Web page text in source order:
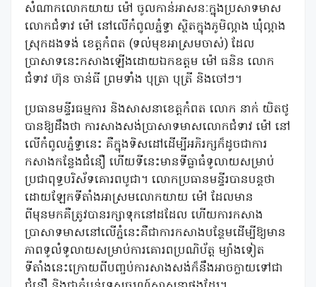
សំណាកលោកយាយ ម៉ៅ ចូលកាន់អាសនៈក្នុងប្រសាទមាស
លោកជំទាវ ម៉ៅ នៅលើកំពូលភ្នំទ្វា ស្ថិតក្នុងភូមិល្អាង ឃុំល្អាង
ស្រុកដងទង់ ខេត្តកំពត (ទល់មុខអាស្រមចាស់) ដែល
ប្រាសាទនេះកសាងឡើងដោយឯកឧត្តម ម៉ៅ ធនិន លោក
ជំទាវ ហ៊ុន ចាន់ធី ព្រមទាំង បុត្រា បុត្រី និងចៅៗ។
ប្រធានមន្ទីរធម្មការ និងសាសនាខេត្តកំពត លោក នាក់ យិតថូ
បានឱ្យដឹងថា ការសាងសង់ប្រាសាទមាសលោកជំទាវ ម៉ៅ នៅ
លើកំពូលភ្នំទ្វានេះ គឺក្នុងទិសដៅដើម្បីអភិរក្សក៏ដូចជាការ
កសាងកន្លែងជំនឿ ហើយទីនេះមានទីធ្លាធំទូលាយសម្រាប់
ប្រជាពុទ្ធបរិស័ទគោរពបូជា។ លោកប្រធានមន្ទីរបានបន្តថា
ដោយឡែកទីតាំងអាស្រមលោកយាយ ម៉ៅ ដែលមាន
ពីមុនមកគឺត្រូវបានរក្សាទុកនៅដដែល ហើយការកសាង
ប្រាសាទមាសនៅលើភ្នំនេះគឺជាការកសាងបន្ថែមដើម្បីឱ្យមាន
ភាពទូលំទូលាយសម្រាប់ការគោរពប្រណិប័ត្ត ម្យ៉ាងទៀត
ទីតាំងនេះក្រោយពីបញ្ចប់ការសាងសង់ក៏នឹងអាចក្លាយទៅជា